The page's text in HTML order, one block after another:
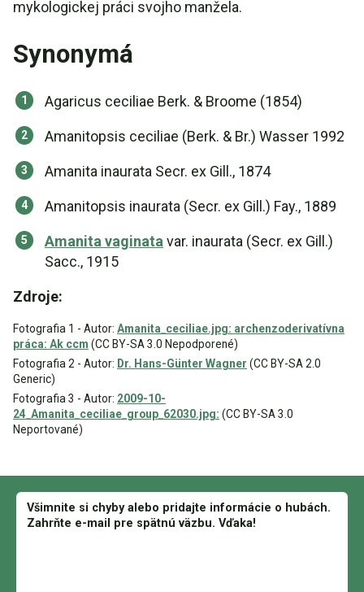
mykologickej práci svojho manžela.
Synonymá
Agaricus ceciliae Berk. & Broome (1854)
Amanitopsis ceciliae (Berk. & Br.) Wasser 1992
Amanita inaurata Secr. ex Gill., 1874
Amanitopsis inaurata (Secr. ex Gill.) Fay., 1889
Amanita vaginata var. inaurata (Secr. ex Gill.)
Sacc., 1915
Zdroje:
Fotografia 1 - Autor: Amanita_ceciliae.jpg: archenzoderivatívna
práca: Ak ccm (CC BY-SA 3.0 Nepodporené)
Fotografia 2 - Autor: Dr. Hans-Günter Wagner (CC BY-SA 2.0
Generic)
Fotografia 3 - Autor: 2009-10-
24_Amanita_ceciliae_group_62030.jpg: (CC BY-SA 3.0
Neportované)